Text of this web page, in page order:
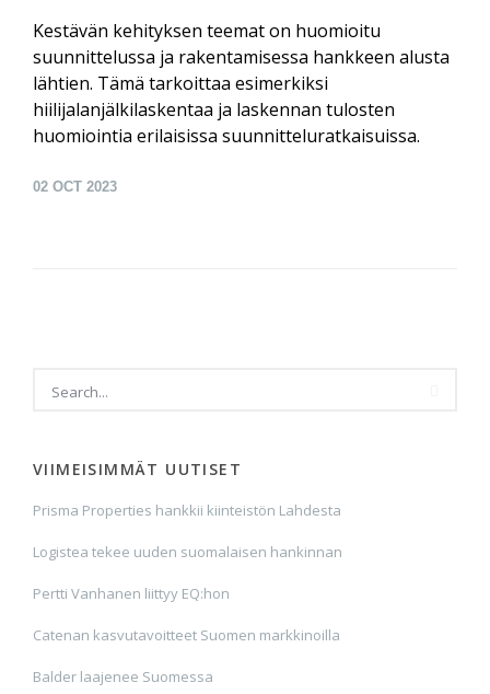
Kestävän kehityksen teemat on huomioitu
suunnittelussa ja rakentamisessa hankkeen alusta
lähtien. Tämä tarkoittaa esimerkiksi
hiilijalanjälkilaskentaa ja laskennan tulosten
huomiointia erilaisissa suunnitteluratkaisuissa.
02 OCT 2023
VIIMEISIMMÄT UUTISET
Prisma Properties hankkii kiinteistön Lahdesta
Logistea tekee uuden suomalaisen hankinnan
Pertti Vanhanen liittyy EQ:hon
Catenan kasvutavoitteet Suomen markkinoilla
Balder laajenee Suomessa